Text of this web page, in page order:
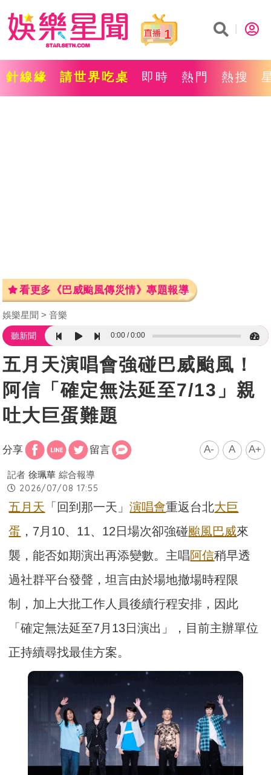
1
針線緣 請世界吃桌 即時 熱門 熱搜
看更多《巴威颱風傳災情》專題報導
娛樂星聞 音樂
聽新聞 0:00 0:00
五月天演唱會強碰巴威颱風！
阿信「確定無法延至7/13」親
吐大巨蛋難題
分享 留言 A- A A+
記者 徐珮華 綜合報導
2026/07/08 17:55
五月天 「回到那一天」演唱會重返台北大巨
蛋 ，7月10、11、12日場次卻強碰颱風巴威來
襲，能否如期演出再添變數。主唱阿信稍早透
過社群平台發聲，坦言由於場地撤場時程限
制，加上大批工作人員後續行程安排，因此
「確定無法延至7月13日演出」，目前主辦單位
正持續尋找最佳方案。